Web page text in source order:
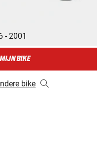
- 2001
BIKE
bike